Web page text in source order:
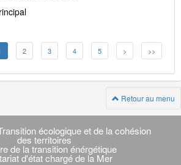
2 3 4 5 > >>
Retour au menu
écologique et de la cohésion
des territoires
de la transition énérgétique
d'état chargé de la Mer